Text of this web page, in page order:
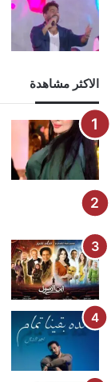
الاكثر مشاهدة